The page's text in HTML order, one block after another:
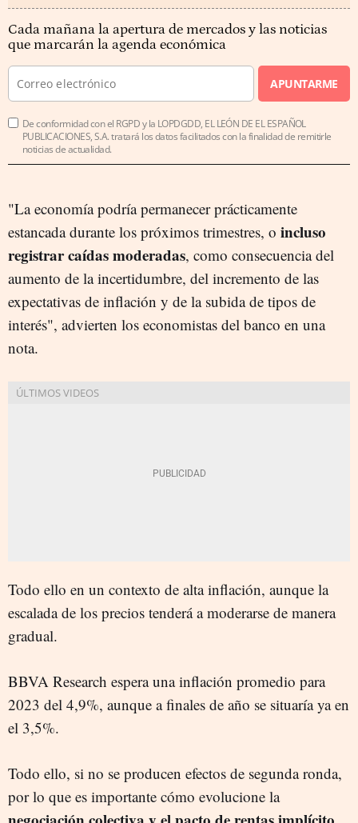
Cada mañana la apertura de mercados y las noticias
que marcarán la agenda económica
APUNTARME
De conformidad con el RGPD y la LOPDGDD, EL LEÓN DE EL ESPAÑOL
PUBLICACIONES, S.A. tratará los datos facilitados con la finalidad de remitirle
noticias de actualidad.
"La economía podría permanecer prácticamente
estancada durante los próximos trimestres, o incluso
registrar caídas moderadas, como consecuencia del
aumento de la incertidumbre, del incremento de las
expectativas de inflación y de la subida de tipos de
interés", advierten los economistas del banco en una
nota.
Todo ello en un contexto de alta inflación, aunque la
escalada de los precios tenderá a moderarse de manera
gradual.
BBVA Research espera una inflación promedio para
2023 del 4,9%, aunque a finales de año se situaría ya en
el 3,5%.
Todo ello, si no se producen efectos de segunda ronda,
por lo que es importante cómo evolucione la